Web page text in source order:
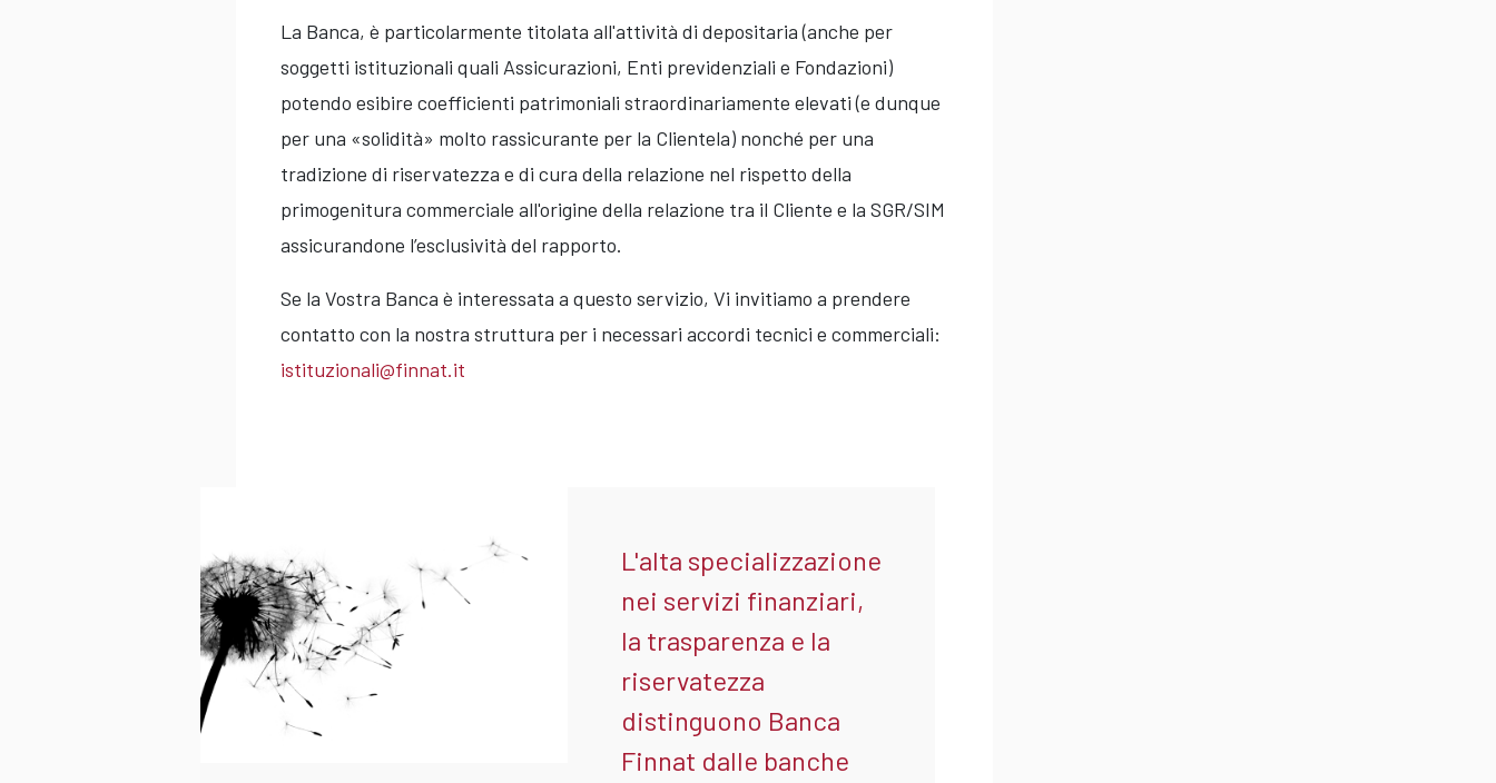
La Banca, è particolarmente titolata all'attività di depositaria (anche per
soggetti istituzionali quali Assicurazioni, Enti previdenziali e Fondazioni)
potendo esibire coefficienti patrimoniali straordinariamente elevati (e dunque
per una «solidità» molto rassicurante per la Clientela) nonché per una
tradizione di riservatezza e di cura della relazione nel rispetto della
primogenitura commerciale all'origine della relazione tra il Cliente e la SGR/SIM
assicurandone l’esclusività del rapporto.
Se la Vostra Banca è interessata a questo servizio, Vi invitiamo a prendere
contatto con la nostra struttura per i necessari accordi tecnici e commerciali:
istituzionali@finnat.it
L'alta specializzazione
nei servizi finanziari,
la trasparenza e la
riservatezza
distinguono Banca
Finnat dalle banche